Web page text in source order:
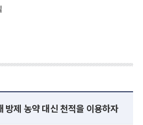
방제 농약 대신 천적을 이용하자